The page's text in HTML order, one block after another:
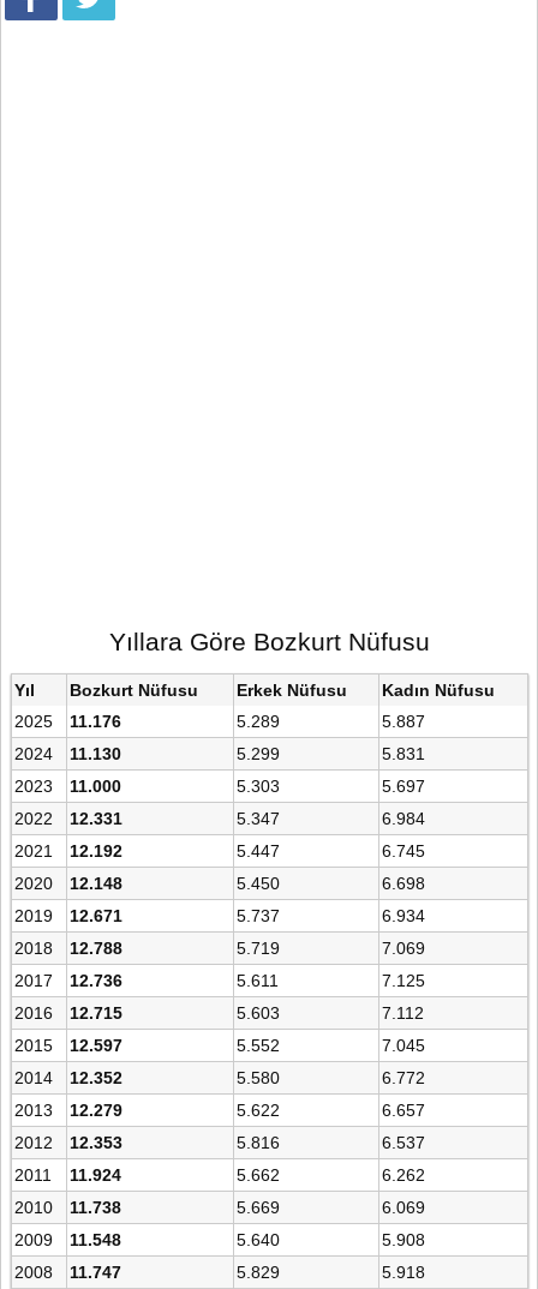
Yıllara Göre Bozkurt Nüfusu
Yıl Bozkurt Nüfusu Erkek Nüfusu
Kadın Nüfusu
2025
11.176 5.289
5.887
2024
11.130 5.299
5.831
2023
11.000 5.303
5.697
2022
12.331 5.347
6.984
2021
12.192 5.447
6.745
2020
12.148 5.450
6.698
2019
12.671 5.737
6.934
2018
12.788 5.719
7.069
2017
12.736 5.611
7.125
2016
12.715 5.603
7.112
2015
12.597 5.552
7.045
2014
12.352 5.580
6.772
2013
12.279 5.622
6.657
2012
12.353 5.816
6.537
2011
11.924 5.662
6.262
2010
11.738 5.669
6.069
2009
11.548 5.640
5.908
2008
11.747 5.829
5.918